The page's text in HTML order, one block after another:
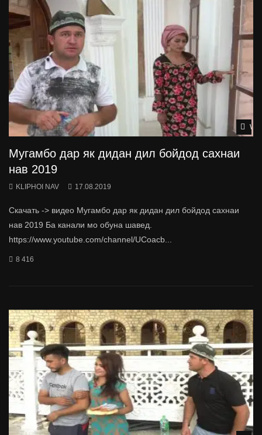
Мугамбо дар як дидан дил бойдод сахнаи
нав 2019
KLIPHOI NAV 17.08.2019
Скачать -> видео Мугамбо дар як дидан дил бойдод сахнаи
нав 2019 Ба канали мо обуна шавед.
https://www.youtube.com/channel/UCoacb...
8 416